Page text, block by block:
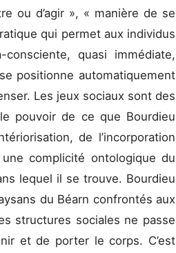
ou d’agir », « manière de se
qui permet aux individus
quasi immédiate,
positionne automatiquement
Les jeux sociaux sont des
pouvoir de ce que Bourdieu
de l’incorporation
complicité ontologique du
lequel il se trouve. Bourdieu
du Béarn confrontés aux
structures sociales ne passe
et de porter le corps. C’est